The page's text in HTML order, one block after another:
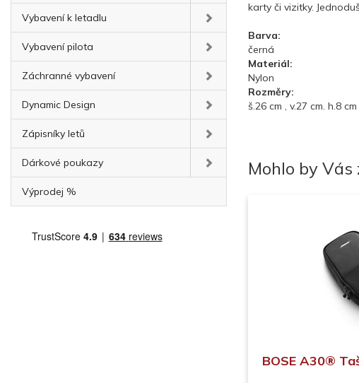
Vybavení k letadlu
Vybavení pilota
Záchranné vybavení
Dynamic Design
Zápisníky letů
Dárkové poukazy
Výprodej %
karty či vizitky.
Barva:
černá
Materiál:
Nylon
Rozměry:
š.26 cm , v.27 cm. h.8 cm
Mohlo by
BOSE A30®